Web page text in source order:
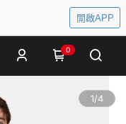
開啟APP
0
1/4